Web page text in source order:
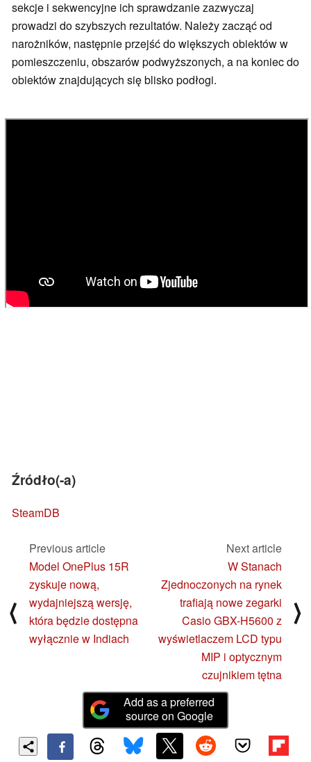
sekcje i sekwencyjne ich sprawdzanie zazwyczaj
prowadzi do szybszych rezultatów. Należy zacząć od
narożników, następnie przejść do większych obiektów w
pomieszczeniu, obszarów podwyższonych, a na koniec do
obiektów znajdujących się blisko podłogi.
Źródło(-a)
SteamDB
⟨
Previous article
Model OnePlus 15R
zyskuje nową,
wydajniejszą wersję,
która będzie dostępna
wyłącznie w Indiach
Next article
W Stanach
Zjednoczonych na rynek
trafiają nowe zegarki
Casio GBX-H5600 z
wyświetlaczem LCD typu
MIP i optycznym
czujnikiem tętna
⟩
Add as a preferred
source on Google